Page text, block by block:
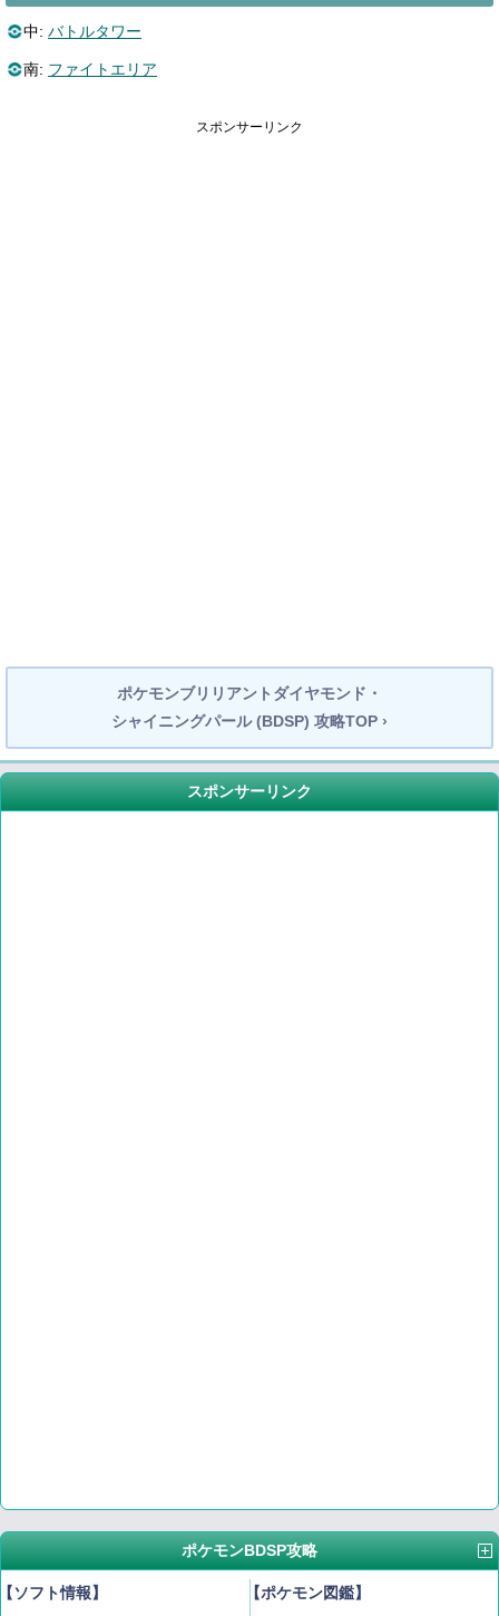
中: バトルタワー
南: ファイトエリア
スポンサーリンク
ポケモンブリリアントダイヤモンド・
シャイニングパール (BDSP) 攻略TOP ›
スポンサーリンク
ポケモンBDSP攻略
ソフト情報】
【ポケモン図鑑】